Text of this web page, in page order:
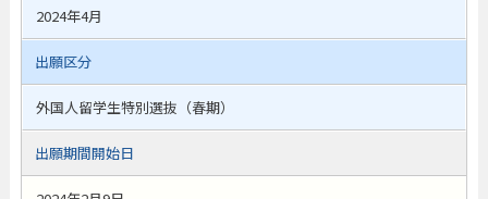
2024年4月
出願区分
外国人留学生特別選抜（春期）
出願期間開始日